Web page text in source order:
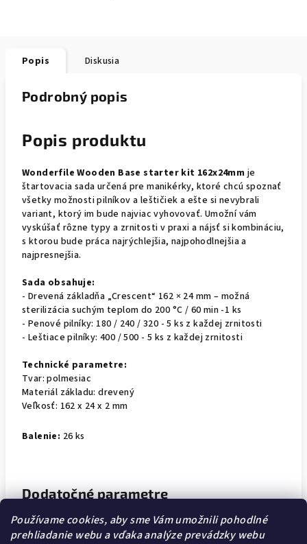
Používame cookies, aby sme Vám umožnili pohodlné
prehliadanie webu a vďaka analýze prevádzky webu
Popis Diskusia
Podrobný popis
Popis produktu
Wonderfile Wooden Base starter kit 162x24mm je
štartovacia sada určená pre manikérky, ktoré chcú spoznať
všetky možnosti pilníkov a leštičiek a ešte si nevybrali
variant, ktorý im bude najviac vyhovovať. Umožní vám
vyskúšať rôzne typy a zrnitosti v praxi a nájsť si kombináciu,
s ktorou bude práca najrýchlejšia, najpohodlnejšia a
najpresnejšia.
Sada obsahuje:
- Drevená základňa „Crescent“ 162 × 24 mm – možná
sterilizácia suchým teplom do 200 °C / 60 min -1 ks
- Penové pilníky: 180 / 240 / 320 - 5 ks z každej zrnitosti
- Leštiace pilníky: 400 / 500 - 5 ks z každej zrnitosti
Technické parametre:
Tvar: polmesiac
Materiál základu: drevený
Veľkosť: 162 x 24 x 2 mm
Balenie: 26 ks
Dodatočné parametre
Kategória: Wonderfile sada pilníkov